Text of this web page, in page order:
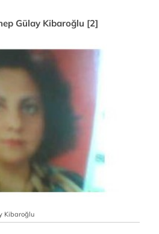
Gülay Kibaroğlu [2]
Kibaroğlu